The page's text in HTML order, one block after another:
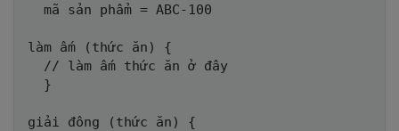
  mã sản phẩm = ABC-100
làm ấm (thức ăn) {
  // làm ấm thức ăn ở đây
  }
giải đông (thức ăn) {